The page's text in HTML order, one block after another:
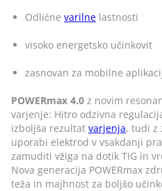
Odlične varilne lastnosti
visoko energetsko učinkovit
zasnovan za mobilne
POWERmax 4.0 z novim
varjenje: Hitro odzivna
izboljša rezultat varjenja, tudi z
uporabi elektrod v vsakdanji
zamuditi vžiga na dotik TIG in
Nova generacija POWERmax
teža in majhnost za boljšo